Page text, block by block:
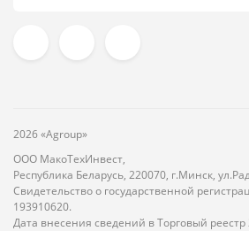
2026 «Agroup»
ООО МакоТехИнвест,
Республика Беларусь, 220070, г.Минск,
Свидетельство о государственной
193910620.
Дата внесения сведений в Торговый